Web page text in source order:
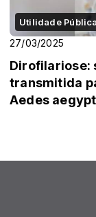
Utilidade Pública
27/03/2025
Dirofilariose:
transmitida
Aedes